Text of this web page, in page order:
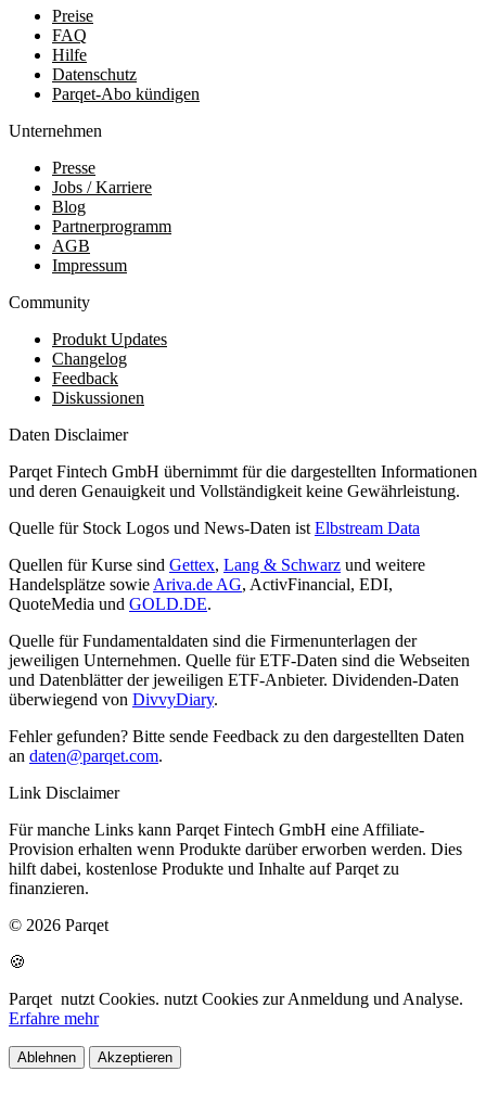
Preise
FAQ
Hilfe
Datenschutz
Parqet-Abo kündigen
Unternehmen
Presse
Jobs / Karriere
Blog
Partnerprogramm
AGB
Impressum
Community
Produkt Updates
Changelog
Feedback
Diskussionen
Daten Disclaimer
Parqet Fintech GmbH übernimmt für die dargestellten Informationen
und deren Genauigkeit und Vollständigkeit keine Gewährleistung.
Quelle für Stock Logos und News-Daten ist Elbstream Data
Quellen für Kurse sind Gettex, Lang & Schwarz und weitere
Handelsplätze sowie Ariva.de AG, ActivFinancial, EDI,
QuoteMedia und GOLD.DE.
Quelle für Fundamentaldaten sind die Firmenunterlagen der
jeweiligen Unternehmen. Quelle für ETF-Daten sind die Webseiten
und Datenblätter der jeweiligen ETF-Anbieter. Dividenden-Daten
überwiegend von DivvyDiary.
Fehler gefunden? Bitte sende Feedback zu den dargestellten Daten
an daten@parqet.com.
Link Disclaimer
Für manche Links kann Parqet Fintech GmbH eine Affiliate-
Provision erhalten wenn Produkte darüber erworben werden. Dies
hilft dabei, kostenlose Produkte und Inhalte auf Parqet zu
finanzieren.
© 2026 Parqet
🍪
Parqet nutzt Cookies. nutzt Cookies zur Anmeldung und Analyse.
Erfahre mehr
Ablehnen Akzeptieren